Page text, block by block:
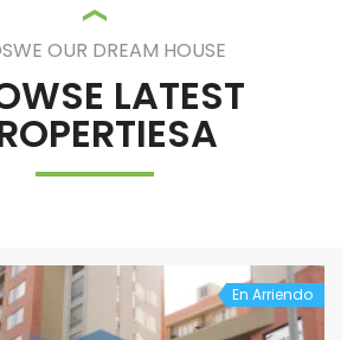
OUR DREAM HOUSE
LATEST
En Arriendo